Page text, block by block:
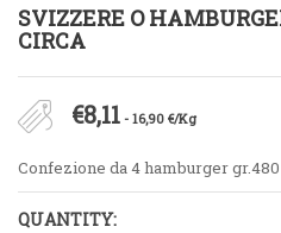
SVIZZERE O
CIRCA
€8,11 - 16,90 €/Kg
Confezione da 4 hamburger
QUANTITY: